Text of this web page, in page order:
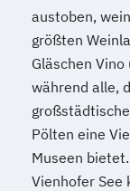
Geistiges
General
General
Global
austoben,
größten
Gläschen
während alle,
Pölten eine
Museen
Vienhofer See